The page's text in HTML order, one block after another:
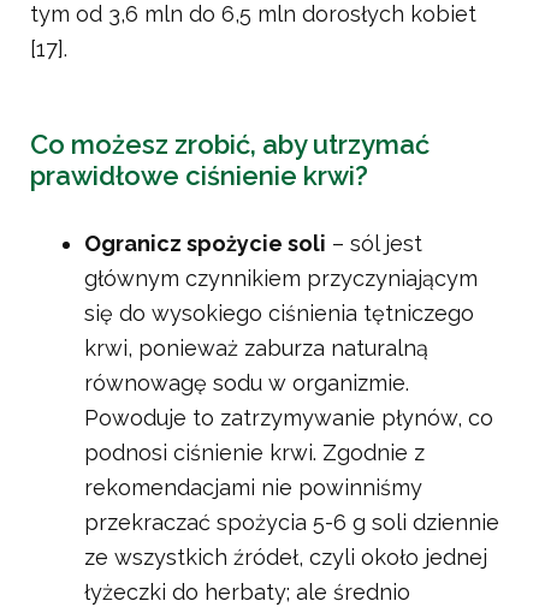
tym od 3,6 mln do 6,5 mln dorosłych kobiet
[17].
Co możesz zrobić, aby utrzymać
prawidłowe ciśnienie krwi?
Ogranicz spożycie soli – sól jest
głównym czynnikiem przyczyniającym
się do wysokiego ciśnienia tętniczego
krwi, ponieważ zaburza naturalną
równowagę sodu w organizmie.
Powoduje to zatrzymywanie płynów, co
podnosi ciśnienie krwi. Zgodnie z
rekomendacjami nie powinniśmy
przekraczać spożycia 5-6 g soli dziennie
ze wszystkich źródeł, czyli około jednej
łyżeczki do herbaty; ale średnio